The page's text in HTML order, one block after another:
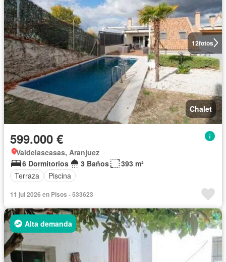
12fotos
Chalet
599.000 €
Valdelascasas, Aranjuez
6 Dormitorios
3 Baños
393 m²
Terraza
Piscina
11 jul 2026 en Pisos - 533623
Alta demanda